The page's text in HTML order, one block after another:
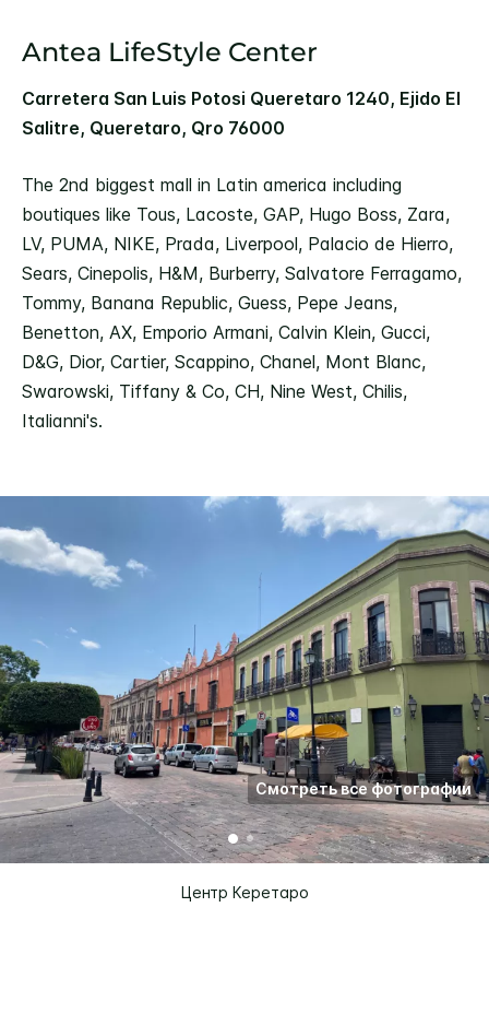
Antea LifeStyle Center
Carretera San Luis Potosi Queretaro 1240, Ejido El
Salitre, Queretaro, Qro 76000
The 2nd biggest mall in Latin america including
boutiques like Tous, Lacoste, GAP, Hugo Boss, Zara,
LV, PUMA, NIKE, Prada, Liverpool, Palacio de Hierro,
Sears, Cinepolis, H&M, Burberry, Salvatore Ferragamo,
Tommy, Banana Republic, Guess, Pepe Jeans,
Benetton, AX, Emporio Armani, Calvin Klein, Gucci,
D&G, Dior, Cartier, Scappino, Chanel, Mont Blanc,
Swarowski, Tiffany & Co, CH, Nine West, Chilis,
Italianni's.
Центр Керетаро
Смотреть все фотографии